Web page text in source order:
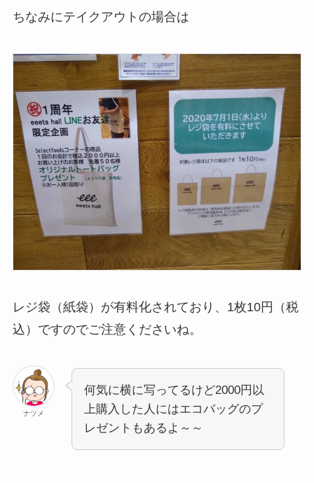
ちなみにテイクアウトの場合は
レジ袋（紙袋）が有料化されており、1枚10円（税
込）ですのでご注意くださいね。
ナツメ
何気に横に写ってるけど2000円以
上購入した人にはエコバッグのプ
レゼントもあるよ～～